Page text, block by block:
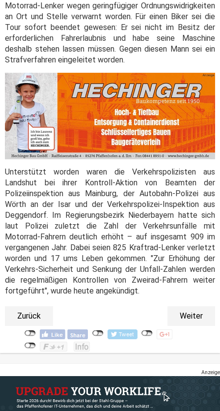
Motorrad-Lenker wegen geringfügiger Ordnungswidrigkeiten
an Ort und Stelle verwarnt worden. Für einen Biker sei die
Tour sofort beendet gewesen: Er sei nicht im Besitz der
erforderlichen Fahrerlaubnis und habe seine Maschine
deshalb stehen lassen müssen. Gegen diesen Mann sei ein
Strafverfahren eingeleitet worden.
Unterstützt worden waren die Verkehrspolizisten aus
Landshut bei ihrer Kontroll-Aktion von Beamten der
Polizeiinspektion aus Mainburg, der Autobahn-Polizei aus
Wörth an der Isar und der Verkehrspolizei-Inspektion aus
Deggendorf. Im Regierungsbezirk Niederbayern hatte sich
laut Polizei zuletzt die Zahl der Verkehrsunfälle mit
Motorrad-Fahrern deutlich erhöht – auf insgesamt 909 im
vergangenen Jahr. Dabei seien 825 Kraftrad-Lenker verletzt
worden und 17 ums Leben gekommen. "Zur Erhöhung der
Verkehrs-Sicherheit und Senkung der Unfall-Zahlen werden
die regelmäßigen Kontrollen von Zweirad-Fahrern weiter
fortgeführt", wurde heute angekündigt.
Zurück Weiter
Anzeige